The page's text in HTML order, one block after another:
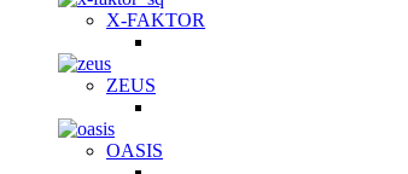
X-FAKTOR
ZEUS
OASIS